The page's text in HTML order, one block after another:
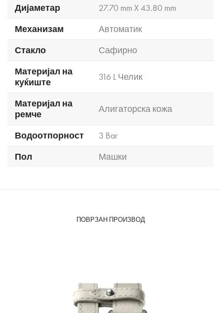
Дијаметар
27.70 mm X 43.80 mm
Механизам
Автоматик
Стакло
Сафирно
Материјал на
куќиште
316 L Челик
Материјал на
ремче
Алигаторска кожа
Водоотпорност
3 Bar
Пол
Машки
ПОВРЗАН ПРОИЗВОД